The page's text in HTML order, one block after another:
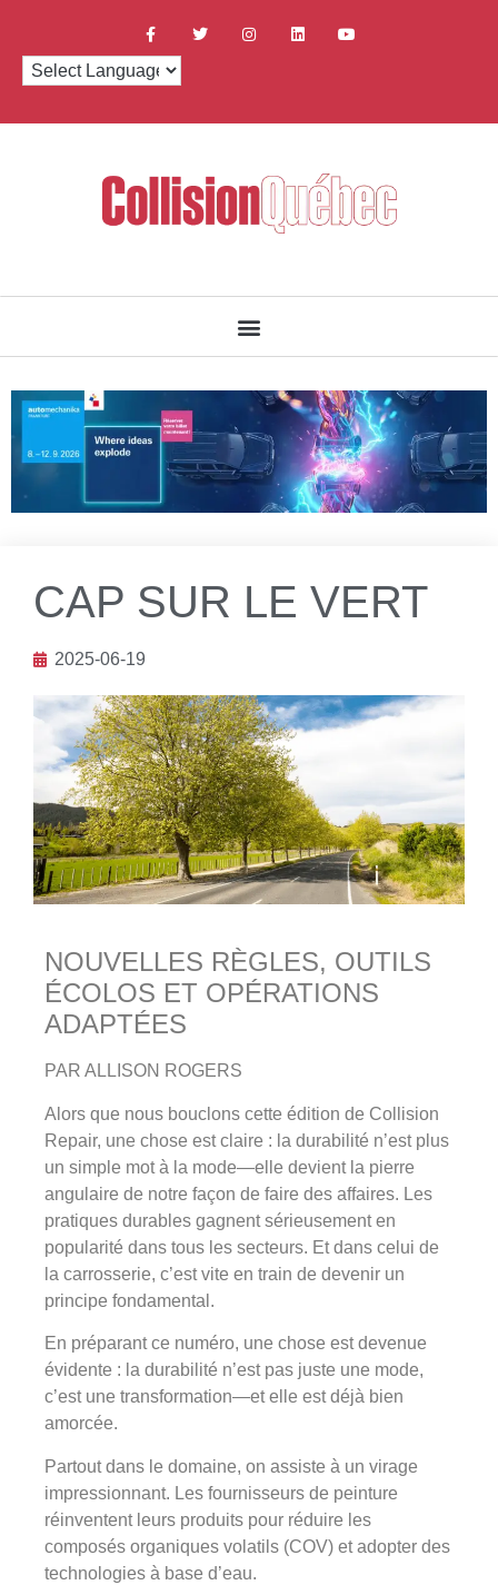
CAP SUR LE VERT
2025-06-19
NOUVELLES RÈGLES, OUTILS
ÉCOLOS ET OPÉRATIONS
ADAPTÉES
PAR ALLISON ROGERS
Alors que nous bouclons cette édition de Collision
Repair, une chose est claire : la durabilité n’est plus
un simple mot à la mode—elle devient la pierre
angulaire de notre façon de faire des affaires. Les
pratiques durables gagnent sérieusement en
popularité dans tous les secteurs. Et dans celui de
la carrosserie, c’est vite en train de devenir un
principe fondamental.
En préparant ce numéro, une chose est devenue
évidente : la durabilité n’est pas juste une mode,
c’est une transformation—et elle est déjà bien
amorcée.
Partout dans le domaine, on assiste à un virage
impressionnant. Les fournisseurs de peinture
réinventent leurs produits pour réduire les
composés organiques volatils (COV) et adopter des
technologies à base d’eau.